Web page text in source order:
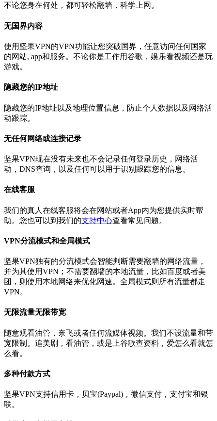
不论您身在何处，都可轻松翻墙，科学上网。
无国界内容
使用坚果VPN的VPN功能让您突破国界，任意访问任何国家
的网站, app和服务。不论你是工作用谷歌，娱乐看视频还是玩
游戏。
隐藏您的IP地址
隐藏您的IP地址以及地理位置信息，防止个人数据以及网络活
动跟踪。
无任何网络或连接记录
坚果VPN现在没有未来也不会记录任何登录历史，网络活
动，DNS查询，以及任何可以用于识别跟踪您的信息。
在线客服
我们的真人在线客服将会在网站或者App内为您提供实时帮
助。您也可以到我们的支持中心查看常见问题。
VPN分流模式和全局模式
坚果VPN独有的分流模式会智能判断需要翻墙的网络流量，
并为其使用VPN；不需要翻墙的本地流量，比如百度或者美
团，则使用本地网络来优化网速。全局模式则所有流量都走
VPN。
无限流量无限带宽
随意观看油管，奈飞或者任何流媒体视频。我们不设流量和带
宽限制。追美剧，看油管，或是上谷歌查资料，爱怎么看就怎
么看。
多种付款方式
坚果VPN支持信用卡，贝宝(Paypal)，微信支付，支付宝和银
联。